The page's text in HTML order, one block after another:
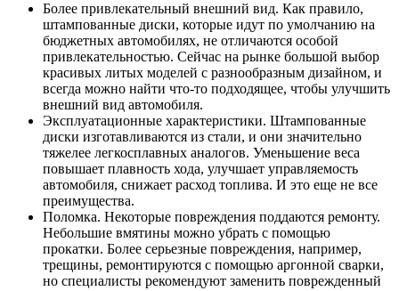
Более привлекательный внешний вид. Как правило,
штампованные диски, которые идут по умолчанию на
бюджетных автомобилях, не отличаются особой
привлекательностью. Сейчас на рынке большой выбор
красивых литых моделей с разнообразным дизайном, и
всегда можно найти что-то подходящее, чтобы улучшить
внешний вид автомобиля.
Эксплуатационные характеристики. Штампованные
диски изготавливаются из стали, и они значительно
тяжелее легкосплавных аналогов. Уменьшение веса
повышает плавность хода, улучшает управляемость
автомобиля, снижает расход топлива. И это еще не все
преимущества.
Поломка. Некоторые повреждения поддаются ремонту.
Небольшие вмятины можно убрать с помощью
прокатки. Более серьезные повреждения, например,
трещины, ремонтируются с помощью аргонной сварки,
но специалисты рекомендуют заменить поврежденный